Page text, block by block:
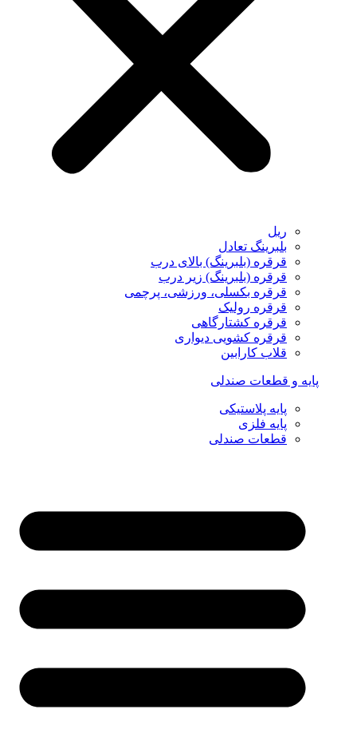
ریل
بلبرینگ تعادل
قرقره (بلبرینگ) بالای درب
قرقره (بلبرینگ) زیر درب
قرقره بکسلی، ورزشی، پرچمی
قرقره رولیک
قرقره کشتارگاهی
قرقره کشویی دیواری
قلاب کارابین
پایه و قطعات صندلی
پایه پلاستیکی
پایه فلزی
قطعات صندلی